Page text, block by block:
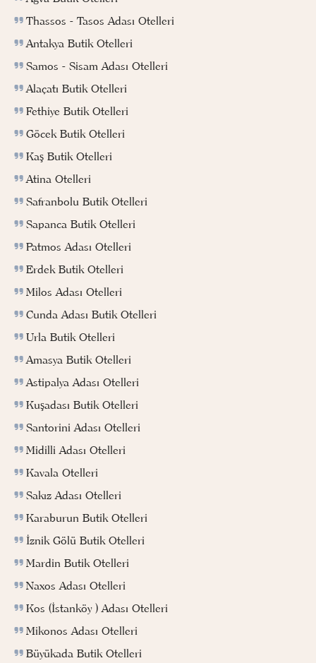
Thassos - Tasos Adası Otelleri
Antakya Butik Otelleri
Samos - Sisam Adası Otelleri
Alaçatı Butik Otelleri
Fethiye Butik Otelleri
Göcek Butik Otelleri
Kaş Butik Otelleri
Atina Otelleri
Safranbolu Butik Otelleri
Sapanca Butik Otelleri
Patmos Adası Otelleri
Erdek Butik Otelleri
Milos Adası Otelleri
Cunda Adası Butik Otelleri
Urla Butik Otelleri
Amasya Butik Otelleri
Astipalya Adası Otelleri
Kuşadası Butik Otelleri
Santorini Adası Otelleri
Midilli Adası Otelleri
Kavala Otelleri
Sakız Adası Otelleri
Karaburun Butik Otelleri
İznik Gölü Butik Otelleri
Mardin Butik Otelleri
Naxos Adası Otelleri
Kos (İstanköy ) Adası Otelleri
Mikonos Adası Otelleri
Büyükada Butik Otelleri